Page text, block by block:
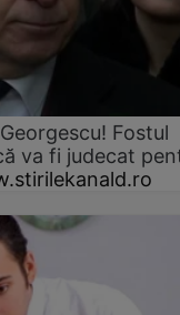
Fostul
va fi judecat